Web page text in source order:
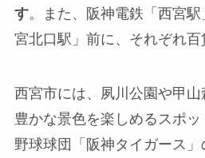
す。また、阪神電鉄「西宮
宮北口駅」前に、それぞれ百
西宮市には、夙川公園や甲
豊かな景色を楽しめるスポ
野球球団「阪神タイガース